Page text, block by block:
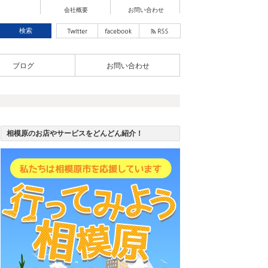
会社概要 お問い合わせ
ブログ お問い合わせ
相模原のお店やサービスをどんどん紹介！